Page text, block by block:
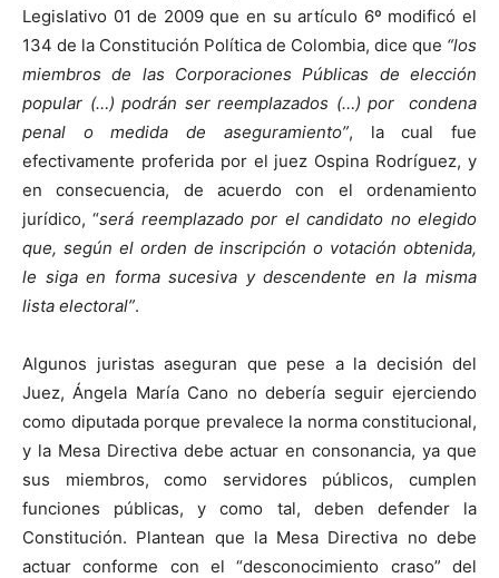
Legislativo 01 de 2009 que en su artículo 6º modificó el
134 de la Constitución Política de Colombia, dice que “los
miembros de las Corporaciones Públicas de elección
popular (…) podrán ser reemplazados (…) por condena
penal o medida de aseguramiento”, la cual fue
efectivamente proferida por el juez Ospina Rodríguez, y
en consecuencia, de acuerdo con el ordenamiento
jurídico, “será reemplazado por el candidato no elegido
que, según el orden de inscripción o votación obtenida,
le siga en forma sucesiva y descendente en la misma
lista electoral”.
Algunos juristas aseguran que pese a la decisión del
Juez, Ángela María Cano no debería seguir ejerciendo
como diputada porque prevalece la norma constitucional,
y la Mesa Directiva debe actuar en consonancia, ya que
sus miembros, como servidores públicos, cumplen
funciones públicas, y como tal, deben defender la
Constitución. Plantean que la Mesa Directiva no debe
actuar conforme con el “desconocimiento craso” del